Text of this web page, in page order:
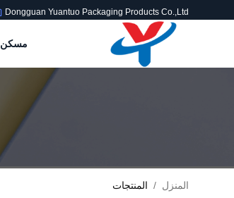
Dongguan Yuantuo Packaging Products Co.,Ltd
مسكن
المنزل / المنتجات